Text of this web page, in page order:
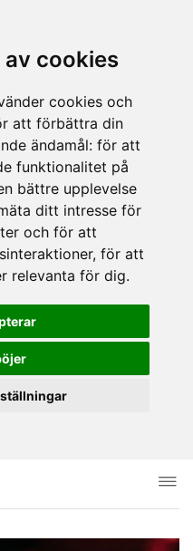
cookies
cookies och
att förbättra din
ändamål: för att
funktionalitet på
bättre upplevelse
ditt intresse för
och för att
, för att
relevanta för dig.